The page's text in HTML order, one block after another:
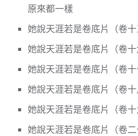
原來都一樣
她說天涯若是卷底片（卷
她說天涯若是卷底片（卷
她說天涯若是卷底片（卷
她說天涯若是卷底片（卷
她說天涯若是卷底片（卷
她說天涯若是卷底片（卷